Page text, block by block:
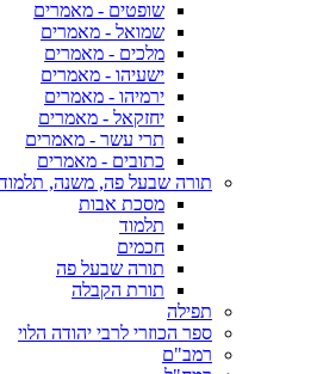
שופטים - מאמרים
שמואל - מאמרים
מלכים - מאמרים
ישעיהו - מאמרים
ירמיהו - מאמרים
יחזקאל - מאמרים
תרי עשר - מאמרים
כתובים - מאמרים
תורה שבעל פה, משנה, תלמוד
מסכת אבות
תלמוד
חכמים
תורה שבעל פה
תורת הקבלה
תפילה
ספר הכוזרי לרבי יהודה הלוי
רמב"ם